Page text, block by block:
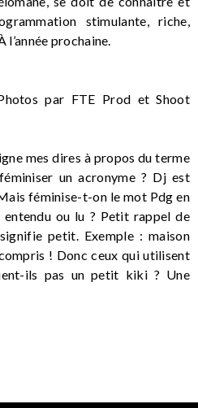
stimulante, riche,
prochaine.
par FTE Prod et Shoot
mes dires à propos du terme
un acronyme ? Dj est
féminise-t-on le mot Pdg en
entendu ou lu ? Petit rappel de
petit. Exemple : maison
! Donc ceux qui utilisent
ils pas un petit kiki ? Une